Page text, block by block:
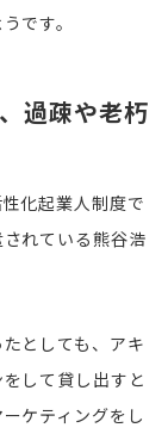
です。
過疎や老朽
化起業人制度で
れている熊谷浩
としても、アキ
して貸し出すと
ケティングをし